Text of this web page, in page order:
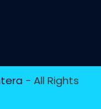
- All Rights